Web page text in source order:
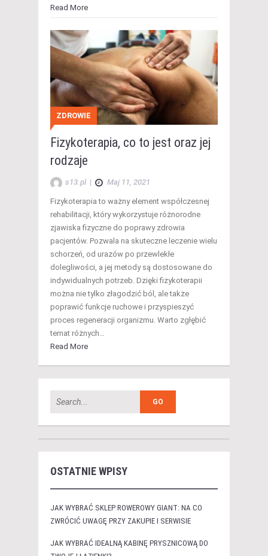
Read More
ZDROWIE
Fizykoterapia, co to jest oraz jej
rodzaje
s13.pl | Maj 11, 2021
Fizykoterapia to ważny element współczesnej
rehabilitacji, który wykorzystuje różnorodne
zjawiska fizyczne do poprawy zdrowia
pacjentów. Pozwala na skuteczne leczenie wielu
schorzeń, od urazów po przewlekłe
dolegliwości, a jej metody są dostosowane do
indywidualnych potrzeb. Dzięki fizykoterapii
można nie tylko złagodzić ból, ale także
poprawić funkcje ruchowe i przyspieszyć
proces regeneracji organizmu. Warto zgłębić
temat różnych…
Read More
OSTATNIE WPISY
JAK WYBRAĆ SKLEP ROWEROWY GIANT: NA CO
ZWRÓCIĆ UWAGĘ PRZY ZAKUPIE I SERWISIE
JAK WYBRAĆ IDEALNĄ KABINĘ PRYSZNICOWĄ DO